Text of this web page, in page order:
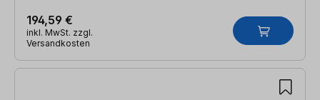
194,59 €
inkl. MwSt. zzgl.
Versandkosten